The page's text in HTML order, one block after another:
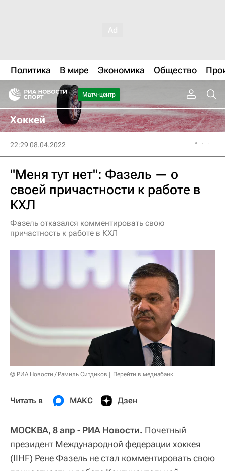
Политика В мире Экономика Общество
Матч-центр
Хоккей
22:29 08.04.2022
"Меня тут нет": Фазель — о
своей причастности к работе в
КХЛ
Фазель отказался комментировать свою
причастность к работе в КХЛ
© РИА Новости / Рамиль Ситдиков Перейти в медиабанк
Читать в МАКС Дзен
МОСКВА, 8 апр - РИА Новости. Почетный
президент Международной федерации хоккея
(IIHF) Рене Фазель не стал комментировать свою